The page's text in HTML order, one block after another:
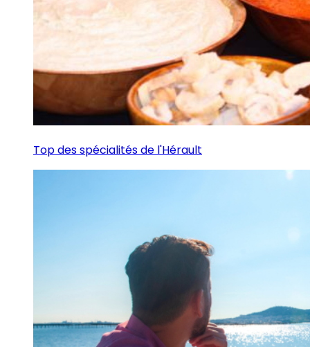
Top des spécialités de l'Hérault